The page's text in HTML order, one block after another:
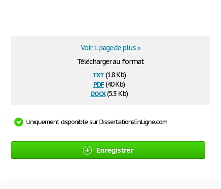
Télécharger au format
txt(1.8 Kb)
pdf(40 Kb)
docx(5.3 Kb)
Voir 1 page de plus »
Uniquement disponible sur DissertationsEnLigne.com
Enregistrer